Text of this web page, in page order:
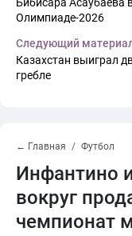
Бибисара Асаубаева
Олимпиаде-2026
Следующий
Казахстан выиграл
гребле
← Главная Футбол
Инфантино
вокруг
чемпионат